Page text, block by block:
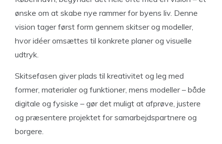
ønske om at skabe nye rammer for byens liv. Denne
vision tager først form gennem skitser og modeller,
hvor idéer omsættes til konkrete planer og visuelle
udtryk.
Skitsefasen giver plads til kreativitet og leg med
former, materialer og funktioner, mens modeller – både
digitale og fysiske – gør det muligt at afprøve, justere
og præsentere projektet for samarbejdspartnere og
borgere.